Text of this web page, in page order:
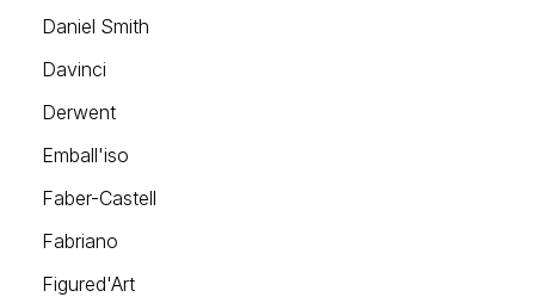
Daniel Smith
Davinci
Derwent
Emball'iso
Faber-Castell
Fabriano
Figured'Art